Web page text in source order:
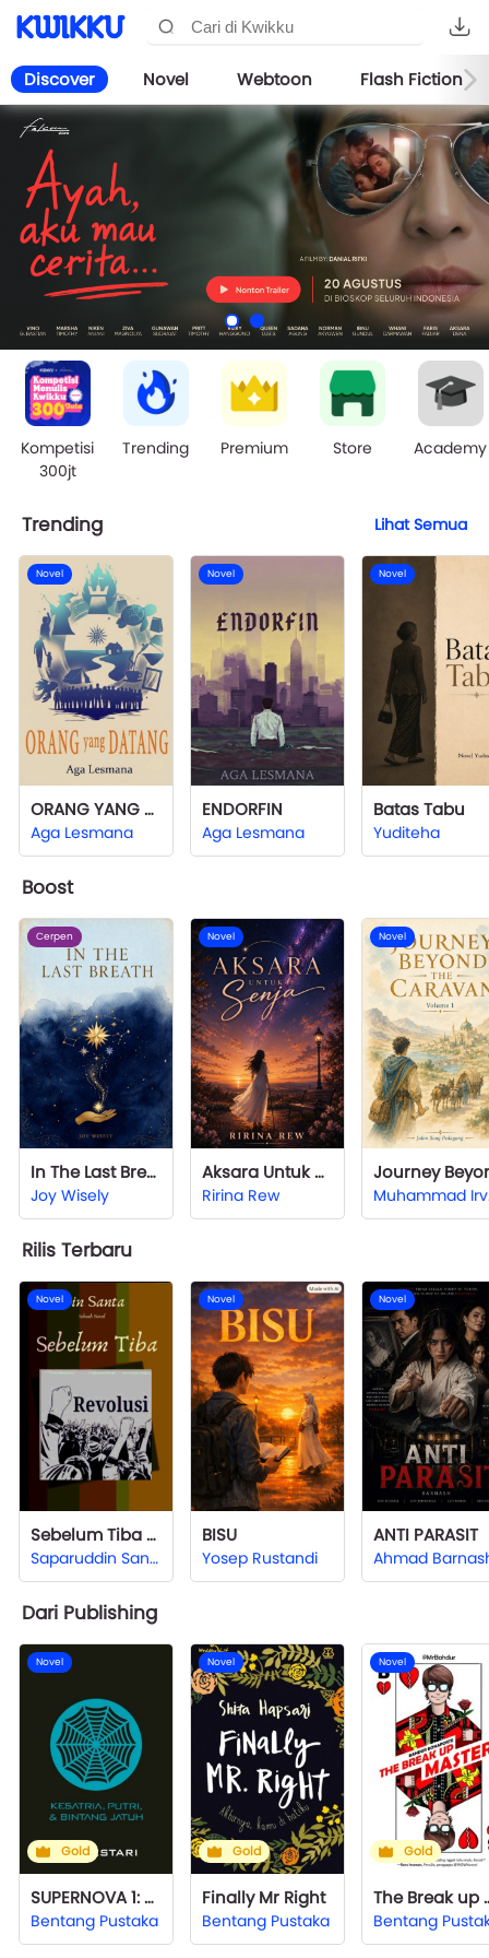
Discover Novel Webtoon Flash Fiction
Kompetisi
300jt
Trending Premium Store Academy
Trending Lihat Semua
Novel
ORANG YANG DATANG
Aga Lesmana
Novel
ENDORFIN
Aga Lesmana
Novel
Batas Tabu
Yuditeha
Boost
Cerpen
In The Last Breath
Joy Wisely
Novel
Aksara Untuk Senja
Ririna Rew
Novel
Rilis Terbaru
Novel
Sebelum Tiba Revolusi
Saparuddin Santa
Novel
BISU
Yosep Rustandi
Novel
ANTI PARASIT
Ahmad
Dari Publishing
Novel
Gold
SUPERNOVA 1: Kesatria, Putri, & Bintang Jatuh
Bentang Pustaka
Novel
Gold
Finally Mr Right
Bentang Pustaka
Novel
Gold
The
Bentang